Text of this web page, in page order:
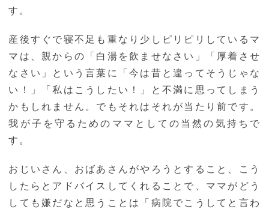
す。
産後すぐで寝不足も重なり少しピリピリしているマ
マは、親からの「白湯を飲ませなさい」「厚着させ
なさい」という言葉に「今は昔と違ってそうじゃな
い！」「私はこうしたい！」と不満に思ってしまう
かもしれません。でもそれはそれが当たり前です。
我が子を守るためのママとしての当然の気持ちで
す。
おじいさん、おばあさんがやろうとすること、こう
したらとアドバイスしてくれることで、ママがどう
しても嫌だなと思うことは「病院でこうしてと言わ